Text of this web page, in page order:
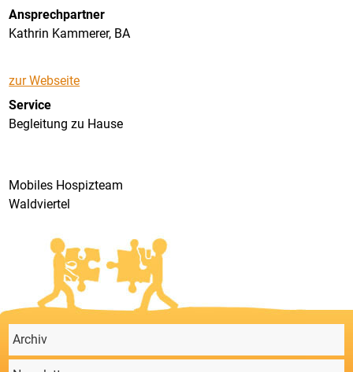
Ansprechpartner
Kathrin Kammerer, BA
zur Webseite
Service
Begleitung zu Hause
Mobiles Hospizteam
Waldviertel
Archiv